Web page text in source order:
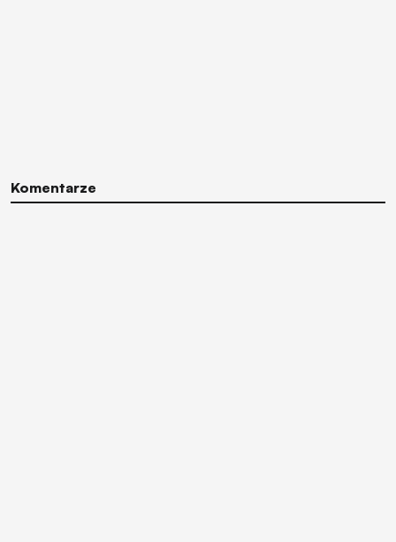
Komentarze